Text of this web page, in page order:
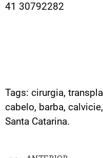
41 30792282
Tags: cirurgia,
cabelo, barba,
Santa Catarina.